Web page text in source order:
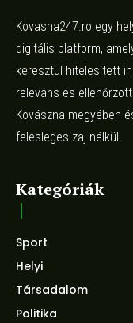
Kovasna247.ro egy
digitális platform,
keresztül hitelesített
releváns és
Kovászna megyében
felesleges zaj nélkül.
Kategóriák
Sport
Helyi
Társadalom
Politika